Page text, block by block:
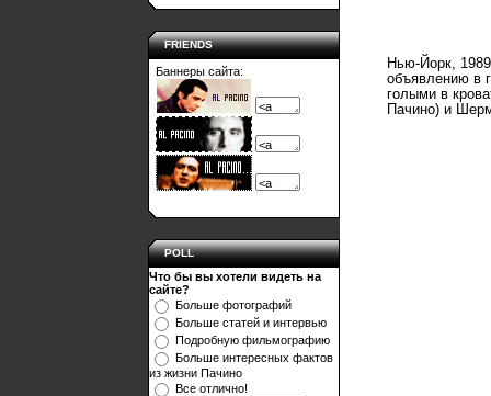
FRIENDS
Баннеры сайта:
POLL
Что бы вы хотели видеть на
сайте?
Больше фотографий
Больше статей и интервью
Подробную фильмографию
Больше интересных фактов
из жизни Пачино
Все отлично!
Нью-Йорк,
объявлению в
голыми в
Пачино) и